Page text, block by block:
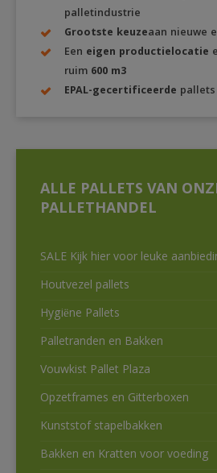
palletindustrie
Grootste keuzeaan nieuwe
Een eigen productielocatie
ruim 600 m3
EPAL-gecertificeerde
ALLE PALLETS VAN
PALLETHANDEL
SALE Kijk hier voor leuke
Houtvezel pallets
Hygiëne Pallets
Palletranden en Bakken
Vouwkist Pallet Plaza
Opzetframes en Gitterboxen
Kunststof stapelbakken
Bakken en Kratten voor voeding